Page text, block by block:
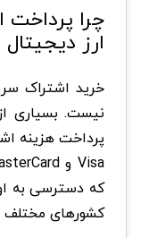
ارز
خرید اشتراک
نیست. بسیاری
پرداخت هزینه
که دسترسی به
کشورهای مختلف